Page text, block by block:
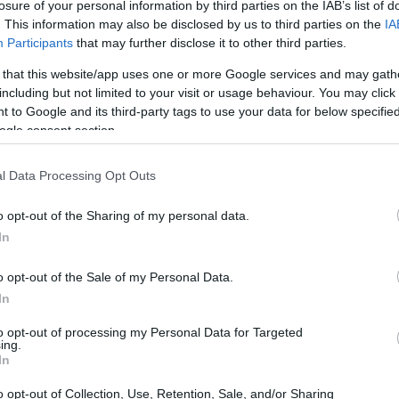
of your personal information by third parties on the IAB’s list of
This information may also be disclosed by us to third parties on the
Participants that may further disclose it to other third parties.
that this website/app uses one or more Google services and may
but not limited to your visit or usage behaviour. You may
to Google and its third-party tags to use your data for below
consent section.
Data Processing Opt Outs
opt-out of the Sharing of my personal data.
opt-out of the Sale of my Personal Data.
opt-out of processing my Personal Data for Targeted
opt-out of Collection, Use, Retention, Sale, and/or Sharing
Action 2: Avempace
Erasmus Mundus Action